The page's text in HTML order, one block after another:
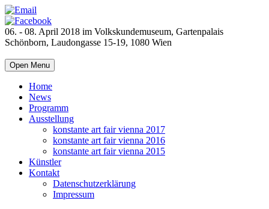
06. - 08. April 2018 im Volkskundemuseum, Gartenpalais
Schönborn, Laudongasse 15-19, 1080 Wien
Open Menu
Home
News
Programm
Ausstellung
konstante art fair vienna 2017
konstante art fair vienna 2016
konstante art fair vienna 2015
Künstler
Kontakt
Datenschutzerklärung
Impressum